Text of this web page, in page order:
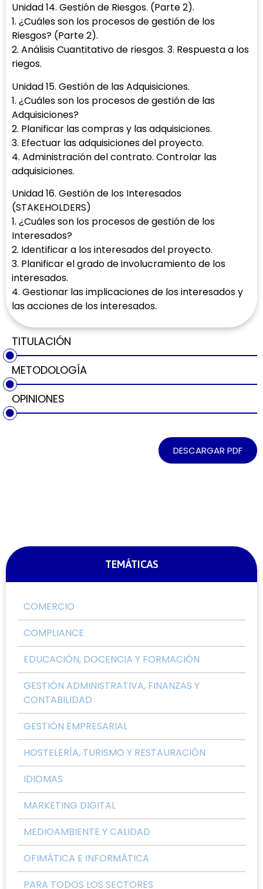
Unidad 14. Gestión de Riesgos. (Parte 2).
1. ¿Cuáles son los procesos de gestión de los
Riesgos? (Parte 2).
2. Análisis Cuantitativo de riesgos. 3. Respuesta a los
riegos.
Unidad 15. Gestión de las Adquisiciones.
1. ¿Cuáles son los procesos de gestión de las
Adquisiciones?
2. Planificar las compras y las adquisiciones.
3. Efectuar las adquisiciones del proyecto.
4. Administración del contrato. Controlar las
adquisiciones.
Unidad 16. Gestión de los Interesados
(STAKEHOLDERS)
1. ¿Cuáles son los procesos de gestión de los
Interesados?
2. Identificar a los interesados del proyecto.
3. Planificar el grado de involucramiento de los
interesados.
4. Gestionar las implicaciones de los interesados y
las acciones de los interesados.
TITULACIÓN
METODOLOGÍA
OPINIONES
DESCARGAR PDF
TEMÁTICAS
COMERCIO
COMPLIANCE
EDUCACIÓN, DOCENCIA Y FORMACIÓN
GESTIÓN ADMINISTRATIVA, FINANZAS Y
CONTABILIDAD
GESTIÓN EMPRESARIAL
HOSTELERÍA, TURISMO Y RESTAURACIÓN
IDIOMAS
MARKETING DIGITAL
MEDIOAMBIENTE Y CALIDAD
OFIMÁTICA E INFORMÁTICA
PARA TODOS LOS SECTORES